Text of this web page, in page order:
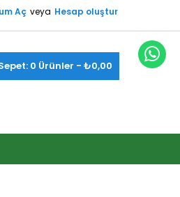
Aç veya Hesap oluştur
0 Ürünler - ₺0,00